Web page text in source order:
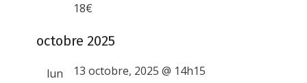
18€
octobre 2025
lun
13 octobre, 2025 @ 14h15